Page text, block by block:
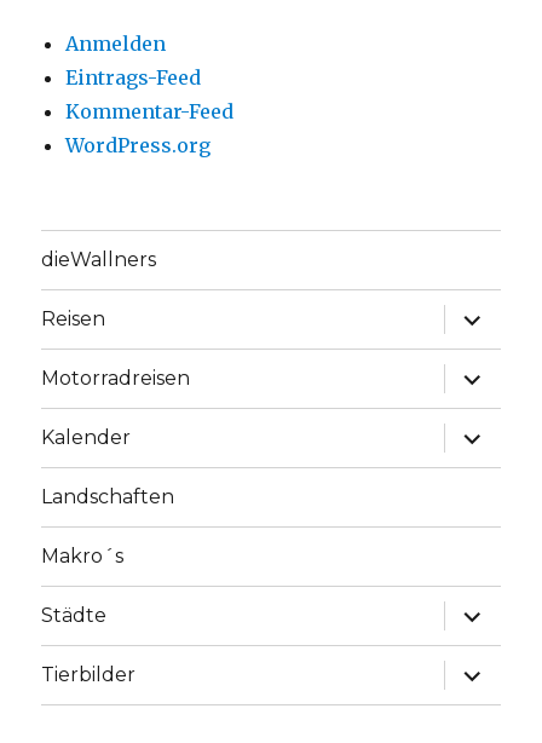
Anmelden
Eintrags-Feed
Kommentar-Feed
WordPress.org
dieWallners
Reisen
Motorradreisen
Kalender
Landschaften
Makro´s
Städte
Tierbilder